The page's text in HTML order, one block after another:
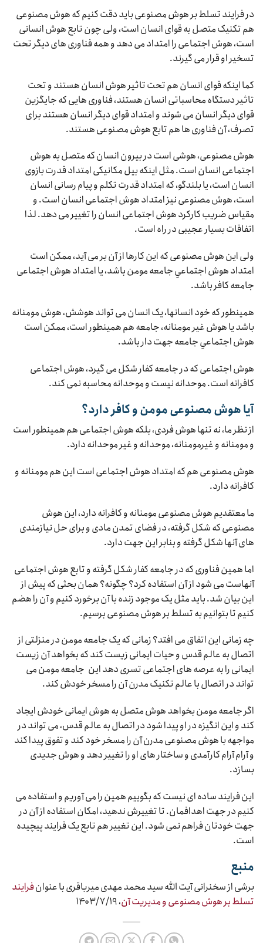
در فرایند تسلط بر هوش مصنوعی باید دقت کنیم که هوش مصنوعی
هم تکنیک متصل به قوای انسان است، ولی چون تابع هوش انسانی
است، هوش اجتماعی را امتداد می دهد و همه فناوری های دیگر تحت
تسخیر او قرار می گیرند.
کما اینکه قوای انسان هم تحت تاثیر هوش انسان هستند و تحت
تاثیر دستگاه محاسباتی انسان هستند، فناوری هایی که جایگزین
قوای دیگر انسان می شوند و امتداد قوای دیگر انسان هستند برای
تصرف، آن فناوری ها هم تابع هوش مصنوعی هستند.
هوش مصنوعی، هوشی است در بیرون انسان که متصل به هوش
اجتماعی انسان است. مثل اینکه بیل مکانیکی امتداد قدرت بازوی
انسان است، یا بلندگو، که امتداد قدرت تکلم و پیام رسانی انسان
است، هوش مصنوعی نیز امتداد هوش اجتماعی انسان است. و
مقیاس ضریب کارکرد هوش اجتماعی انسان را تغییر می دهد. لذا
اتفاقات بسیار عجیبی در راه است.
ولی این هوش مصنوعی که این کارها از آن بر می آید، ممکن است
امتداد هوش اجتماعیِ جامعه مومن باشد، یا امتداد هوش اجتماعی
جامعه کافر باشد.
همینطور که خود انسانها، یک انسان می تواند هوشش، هوش مومنانه
باشد یا هوش غیر مومنانه، جامعه هم همینطور است، ممکن است
هوش اجتماعیِ جامعه جهت دار باشد.
هوش اجتماعی که در جامعه کفار شکل می گیرد، هوش اجتماعی
کافرانه است. موحدانه نیست و موحدانه محاسبه نمی کند.
آیا هوش مصنوعی مومن و کافر دارد؟
از نظر ما، نه تنها هوش فردی، بلکه هوش اجتماعی هم همینطور است
و مومنانه و غیرمومنانه، موحدانه و غیر موحدانه دارد.
هوش مصنوعی هم که امتداد هوش اجتماعی است این هم مومنانه و
کافرانه دارد.
ما معتقدیم هوش مصنوعی مومنانه و کافرانه دارد، این هوش
مصنوعی که شکل گرفته، در فضای تمدن مادی و برای حل نیازمندی
های آنها شکل گرفته و بنابر این جهت دارد.
اما همین فناوری که در جامعه کفار شکل گرفته و تابع هوش اجتماعی
آنهاست می شود از آن استفاده کرد؟ چگونه؟ همان بحثی که پیش از
این بیان شد. باید مثل یک موجود زنده با آن برخورد کنیم و آن را هضم
کنیم تا بتوانیم به تسلط بر هوش مصنوعی برسیم.
چه زمانی این اتفاق می افتد؟ زمانی که یک جامعه مومن در منزلتی از
اتصال به عالم قدس و حیات ایمانی زیست کند که بخواهد آن زیست
ایمانی را به عرصه های اجتماعی تسری دهد این جامعه مومن می
تواند در اتصال با عالم تکنیک مدرن آن را مسخر خودش کند.
اگر جامعه مومن بخواهد هوش متصل به هوش ایمانی خودش ایجاد
کند و این انگیزه در او پیدا شود در اتصال به عالم قدس، می تواند در
مواجهه با هوش مصنوعی مدرن آن را مسخر خود کند و تفوق پیدا کند
و آرام آرام کارآمدی و ساختار های او را تغییر دهد و هوش جدیدی
بسازد.
این فرایند ساده ای نیست که بگوییم همین را می آوریم و استفاده می
کنیم در جهت اهدافمان. تا تغییرش ندهید، امکان استفاده از آن در
جهت خودتان فراهم نمی شود. این تغییر هم تابع یک فرایند پیچیده
است.
منبع
برشی از سخنرانی آیت الله سید محمد مهدی میرباقری با عنوانفرایند
تسلط بر هوش مصنوعی و مدیریت آن، ۱۴‌۰۳/۷/۱۹